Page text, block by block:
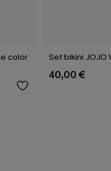
color
Set bikini JOJO
40,00 €